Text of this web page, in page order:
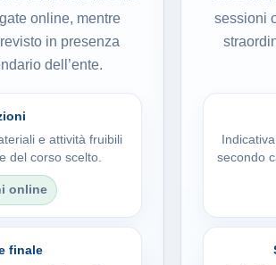
online, mentre
in presenza
dell’ente.
e attività fruibili
del corso scelto.
online
finale
sessioni
secondo